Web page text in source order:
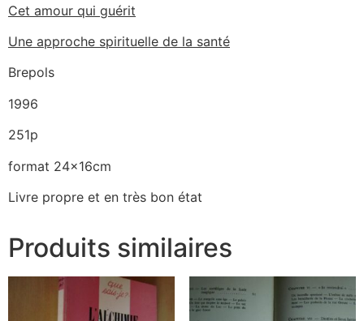
Cet amour qui guérit
Une approche spirituelle de la santé
Brepols
1996
251p
format 24x16cm
Livre propre et en très bon état
Produits similaires